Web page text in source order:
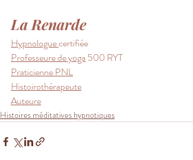
La Renarde
Hypnologue certifiée
Professeure de yoga 500 RYT
Praticienne PNL
Histoirothérapeute
Auteure
Histoires méditatives hypnotiques